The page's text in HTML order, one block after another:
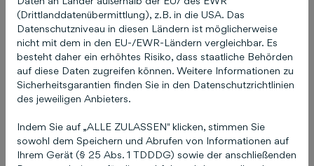
Kleinigkeiten geändert werden müssen – oder
man lässt seiner eigenen Kreativität freien Lauf.
In die Vorlage lässt sich alles einbauen, was man
möchte: einfache Elemente wie Kreise oder
andere Formen, Symbole, Texte, Fotos, Grafiken,
Videos oder QR-Codes. Das fertige Ergebnis
kann man dann einfach auf dem Computer oder
Smartphone speichern.
(Drittlanddatenübermittlung), z.B. in die USA. Das
Datenschutzniveau in diesen Ländern ist möglicherweise
nicht mit dem in den EU-/EWR-Ländern vergleichbar. Es
besteht daher ein erhöhtes Risiko, dass staatliche Behörden
auf diese Daten zugreifen können. Weitere Informationen zu
Sicherheitsgarantien finden Sie in den Datenschutzrichtlinien
des jeweiligen Anbieters.
Indem Sie auf „ALLE ZULASSEN" klicken, stimmen Sie
sowohl dem Speichern und Abrufen von Informationen auf
Ihrem Gerät (§ 25 Abs. 1 TDDDG) sowie der anschließenden